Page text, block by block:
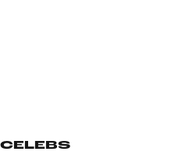
CELEBS